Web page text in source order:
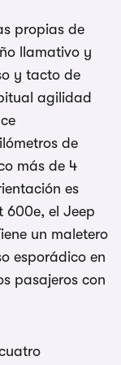
propias de
llamativo y
y tacto de
agilidad
de
más de 4
es
600e, el Jeep
un maletero
esporádico en
pasajeros con